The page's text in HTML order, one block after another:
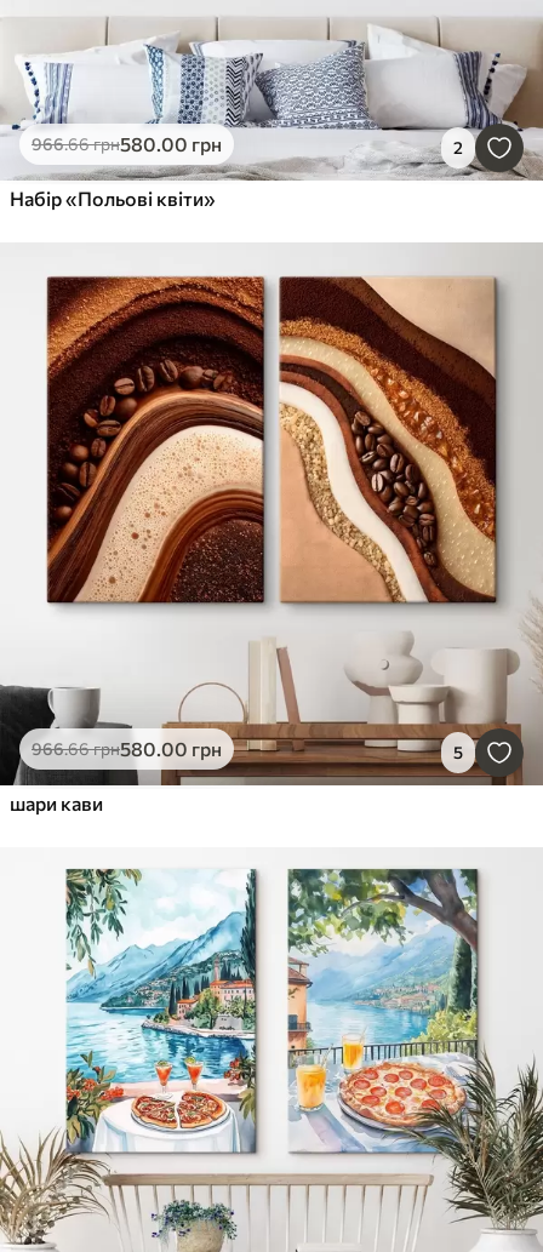
966.66грн580.00 грн 2
Набір «Польові квіти»
966.66грн580.00 грн 5
шари кави